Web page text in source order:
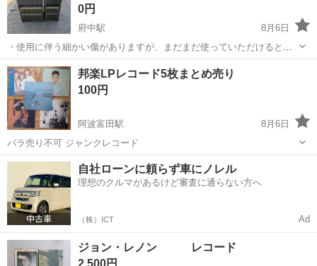
0円
府中駅
8月6日
・使用に伴う細かい傷がありますが、まだまだ使っていただけると思
います。 ・国府町までの直接引き取りでお願い致します。
徳島 徳島市 府中駅 その他
邦楽LPレコード5枚まとめ売り
100円
阿波富田駅
8月6日
バラ売り不可 ジャンクレコード
徳島 徳島市 阿波富田駅 その他
自社ローンに頼らず車にノレル
理想のクルマがあるけど審査に通らない方へ
（株）ICT Ad
ジョン・レノン レコード
2,500円